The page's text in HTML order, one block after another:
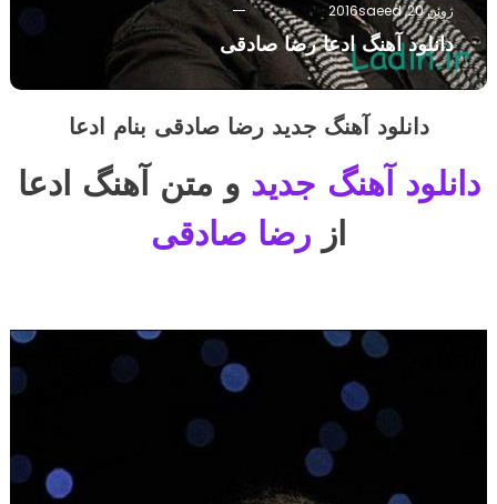
ژوئن 20, 2016
saeed
دانلود آهنگ ادعا رضا صادقی
دانلود آهنگ جدید رضا صادقی بنام ادعا
دانلود آهنگ جدید و متن آهنگ ادعا
از رضا صادقی